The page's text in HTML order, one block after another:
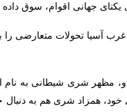
جهانی اقوام، سوق داده
آسیا تحولات متعارضی را
مظهر شری شیطانی به نام
خود، همزاد شری هم به دنبال